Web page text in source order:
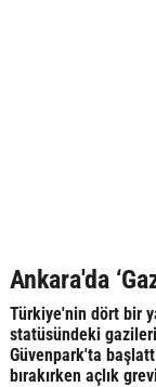
Ankara'da
Türkiye'nin dört bir
statüsündeki
Güvenpark'ta
bırakırken açlık